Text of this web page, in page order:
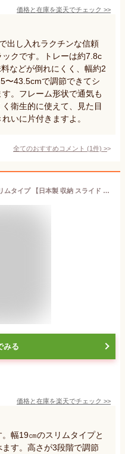
価格と在庫を楽天でチェック >>
出し入れラクチンな信頼
クです。トレーは約7.8c
などが倒れにくく、幅約2
〜43.5cmで調節できてシ
。フレーム形状で通気も
衛生的に使えて、見た目
いに片付きますよ。
全てのおすすめコメント (1件) >
シンク下 スライド ラック 2段 スリムタイプ 【日本製 収納 スライド フリーラック 引き出し ラック シンク 台所 キッチン 調味料 高さ調整 棚 隙間収納 アイデア 楽天 引越し 新生活 大掃除】
みる
価格と在庫を楽天でチェック >>
幅19㎝のスリムタイプと
す。高さが3段階で調節